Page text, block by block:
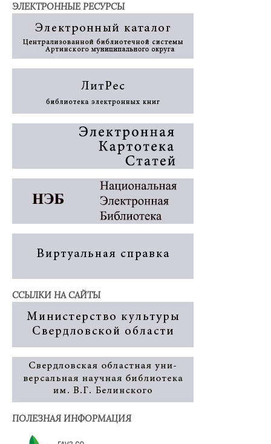
ЭЛЕКТРОННЫЕ РЕСУРСЫ
ССЫЛКИ НА САЙТЫ
ПОЛЕЗНАЯ ИНФОРМАЦИЯ